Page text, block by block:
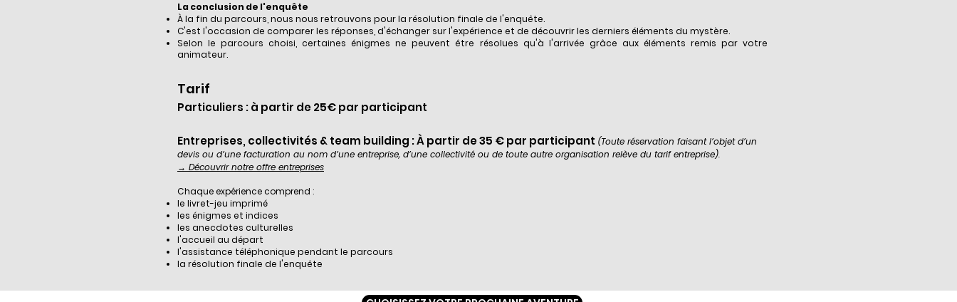
La conclusion de l'enquête
À la fin du parcours, nous nous retrouvons pour la résolution finale de l'enquête.
C'est l'occasion de comparer les réponses, d'échanger sur l'expérience et de découvrir les derniers éléments du mystère.
Selon le parcours choisi, certaines énigmes ne peuvent être résolues qu'à l'arrivée grâce aux éléments remis par votre
animateur.
Tarif
Particuliers : à partir de 25€ par participant
Entreprises, collectivités & team building : À partir de 35 € par participant (Toute réservation faisant l’objet d’un
devis ou d’une facturation au nom d’une entreprise, d’une collectivité ou de toute autre organisation relève du tarif entreprise).
→ Découvrir notre offre entreprises
Chaque expérience comprend :
le livret-jeu imprimé
les énigmes et indices
les anecdotes culturelles
l'accueil au départ
l'assistance téléphonique pendant le parcours
la résolution finale de l'enquête